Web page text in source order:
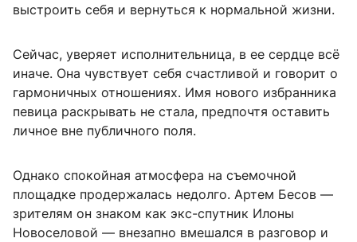
выстроить себя и вернуться к нормальной жизни.
Сейчас, уверяет исполнительница, в ее сердце всё
иначе. Она чувствует себя счастливой и говорит о
гармоничных отношениях. Имя нового избранника
певица раскрывать не стала, предпочтя оставить
личное вне публичного поля.
Однако спокойная атмосфера на съемочной
площадке продержалась недолго. Артем Бесов —
зрителям он знаком как экс-спутник Илоны
Новоселовой — внезапно вмешался в разговор и